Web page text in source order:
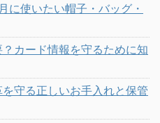
に使いたい帽子・バッグ・
カード情報を守るために知
守る正しいお手入れと保管